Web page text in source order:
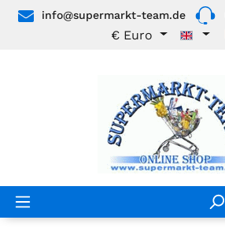
Skip to main content
info@supermarkt-team.de
€ Euro